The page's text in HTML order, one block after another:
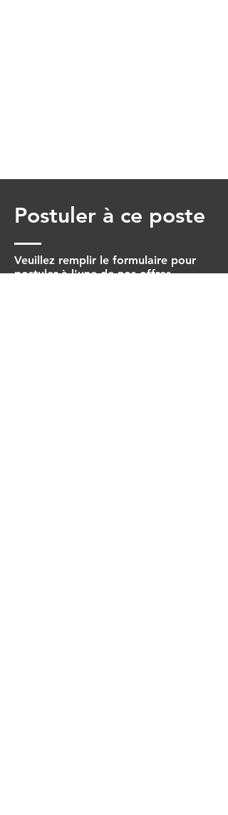
Postuler à ce poste
Veuillez remplir le formulaire pour
postuler à l'une de nos offres.